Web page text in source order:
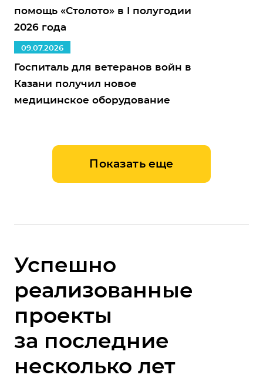
помощь «Столото» в I полугодии
2026 года
09.07.2026
Госпиталь для ветеранов войн в
Казани получил новое
медицинское оборудование
Показать еще
Успешно
реализованные
проекты
за последние
несколько лет